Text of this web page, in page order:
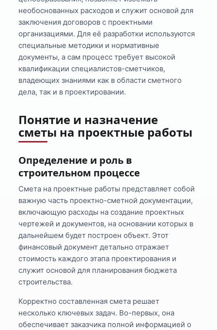
необоснованных расходов и служит основой для
заключения договоров с проектными
организациями. Для её разработки используются
специальные методики и нормативные
документы, а сам процесс требует высокой
квалификации специалистов-сметчиков,
владеющих знаниями как в области сметного
дела, так и в проектировании.
Понятие и назначение
сметы на проектные работы
Определение и роль в
строительном процессе
Смета на проектные работы представляет собой
важную часть проектно-сметной документации,
включающую расходы на создание проектных
чертежей и документов, на основании которых в
дальнейшем будет построен объект. Этот
финансовый документ детально отражает
стоимость каждого этапа проектирования и
служит основой для планирования бюджета
строительства.
Корректно составленная смета решает
несколько ключевых задач. Во-первых, она
обеспечивает заказчика полной информацией о